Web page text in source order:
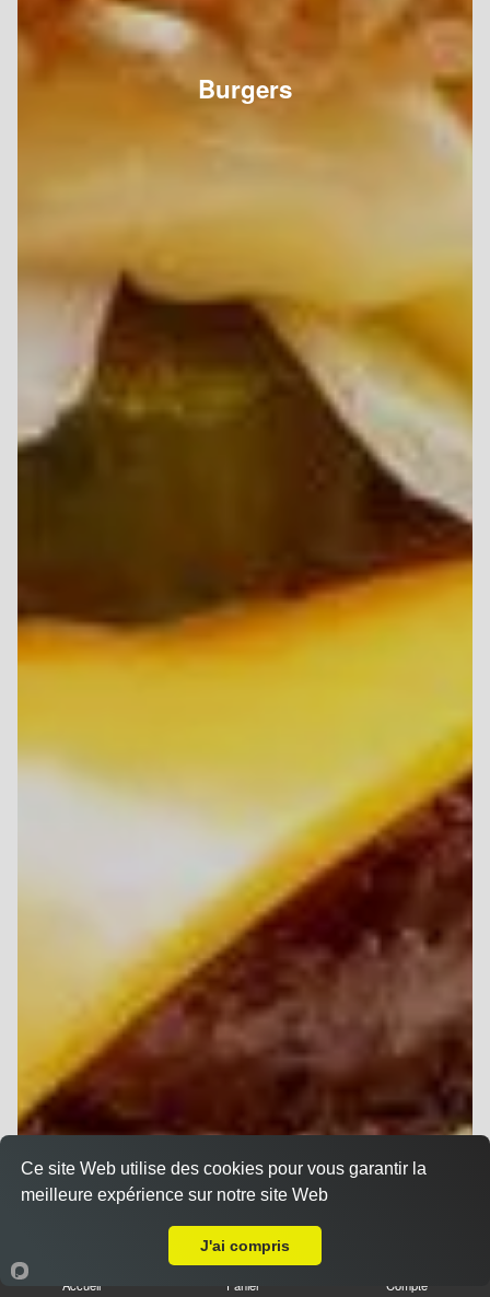
Burgers
Accueil Panier Compte
Ce site Web utilise des cookies pour vous garantir la
meilleure expérience sur notre site Web
J'ai compris